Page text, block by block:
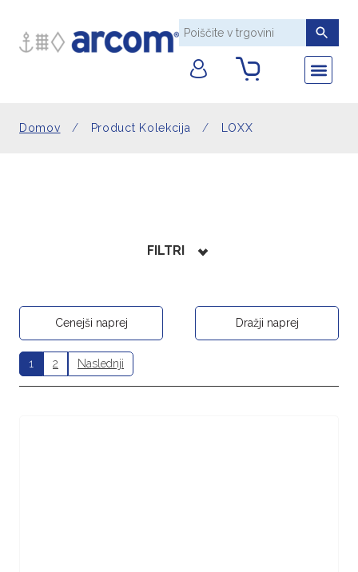
Domov / Product Kolekcija / LOXX
FILTRI
Cenejši naprej Dražji naprej
1 2 Naslednji